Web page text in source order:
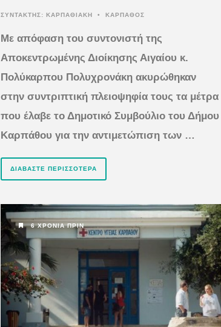
ΣΥΝΤΆΚΤΗΣ: ΚΑΡΠΑΘΙΑΚΗ • ΚΑΡΠΑΘΟΣ
Με απόφαση του συντονιστή της
Αποκεντρωμένης Διοίκησης Αιγαίου κ.
Πολύκαρπου Πολυχρονάκη ακυρώθηκαν
στην συντριπτική πλειοψηφία τους τα μέτρα
που έλαβε το Δημοτικό Συμβούλιο του Δήμου
Καρπάθου για την αντιμετώπιση των …
ΔΙΑΒΆΣΤΕ ΠΕΡΙΣΣΌΤΕΡΑ
6 ΧΡΌΝΙΑ ΠΡΙΝ